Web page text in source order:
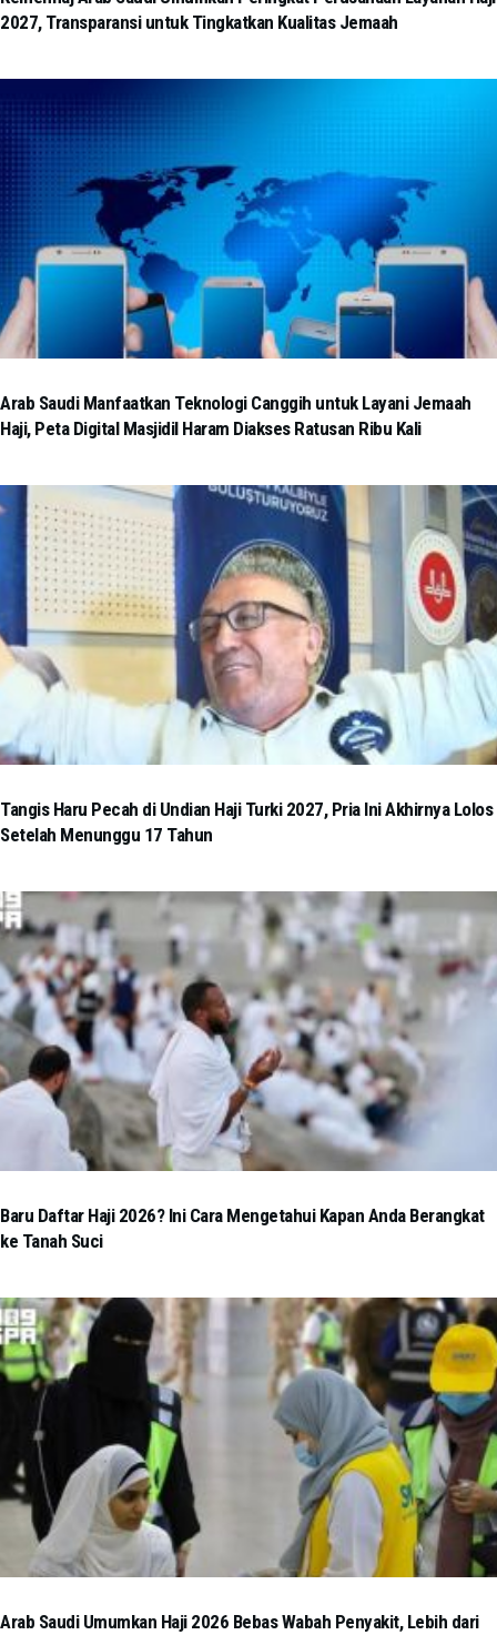
2027, Transparansi untuk Tingkatkan Kualitas Jemaah
Arab Saudi Manfaatkan Teknologi Canggih untuk Layani Jemaah
Haji, Peta Digital Masjidil Haram Diakses Ratusan Ribu Kali
Tangis Haru Pecah di Undian Haji Turki 2027, Pria Ini Akhirnya Lolos
Setelah Menunggu 17 Tahun
Baru Daftar Haji 2026? Ini Cara Mengetahui Kapan Anda Berangkat
ke Tanah Suci
Arab Saudi Umumkan Haji 2026 Bebas Wabah Penyakit, Lebih dari